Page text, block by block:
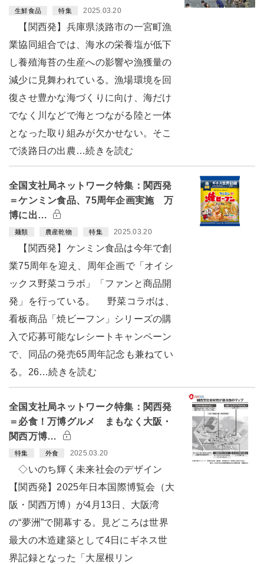
生鮮食品 特集 2025.03.20
【関西発】兵庫県淡路市の一宮町漁
業協同組合では、海水の栄養塩が低下
し養殖海苔の生産への影響や漁獲量の
減少に見舞われている。漁場環境を回
復させ豊かな海づくりに向け、海だけ
でなく川などで海とつながる陸と一体
となった取り組みが欠かせない。そこ
で淡路日の出農…続きを読む
全国支社局ネットワーク特集：関西発
＝ケンミン食品、75周年企画実施 万
博に出…
麺類 農産乾物 特集 2025.03.20
【関西発】ケンミン食品は今年で創
業75周年を迎え、周年企画で「オイシ
ックス野菜コラボ」「ファンと商品開
発」を行っている。 野菜コラボは、
看板商品「焼ビーフン」シリーズの購
入で応募可能なレシートキャンペーン
で、同品の発売65周年記念も兼ねてい
る。26…続きを読む
全国支社局ネットワーク特集：関西発
＝必食！万博グルメ まもなく大阪・
関西万博…
特集 外食 2025.03.20
◇いのち輝く未来社会のデザイン
【関西発】2025年日本国際博覧会（大
阪・関西万博）が4月13日、大阪湾
の“夢洲”で開幕する。見どころは世界
最大の木造建築として4日にギネス世
界記録となった「大屋根リン